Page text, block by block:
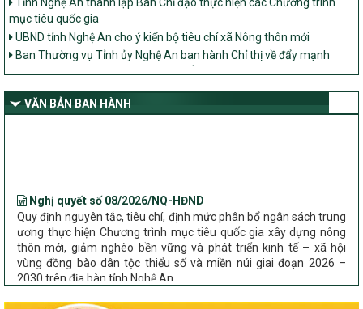
mục tiêu quốc gia
UBND tỉnh Nghệ An cho ý kiến bộ tiêu chí xã Nông thôn mới
Ban Thường vụ Tỉnh ủy Nghệ An ban hành Chỉ thị về đẩy mạnh
thực hiện Chương trình mục tiêu quốc gia xây dựng nông thôn mới,
giảm nghèo bền vững và phát triển kinh tế – xã hội vùng đồng bào
dân tộc thiểu số và miền núi giai đoạn 2026 – 2030 trên địa bàn tỉnh
Nghệ An
VĂN BẢN BAN HÀNH
Quy định nguyên tắc, tiêu chí, định mức phân bổ ngân sách trung
ương thực hiện Chương trình mục tiêu quốc gia xây dựng nông
thôn mới, giảm nghèo bền vững và phát triển kinh tế – xã hội
vùng đồng bào dân tộc thiểu số và miền núi giai đoạn 2026 –
2030 trên địa bàn tỉnh Nghệ An
Chỉ Thị số 22-CT/TU
về đẩy mạnh thực hiện Chương trình mục tiêu quốc gia xây dựng